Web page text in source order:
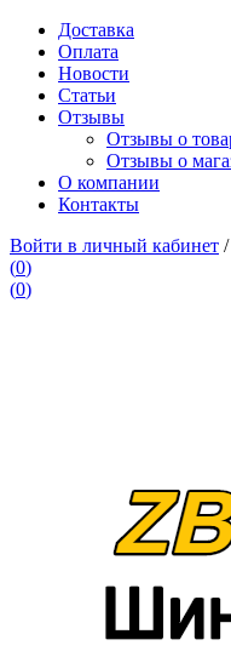
Доставка
Оплата
Новости
Статьи
Отзывы
Отзывы о
Отзывы о
О компании
Контакты
Войти в личный кабинет /
(0)
(0)